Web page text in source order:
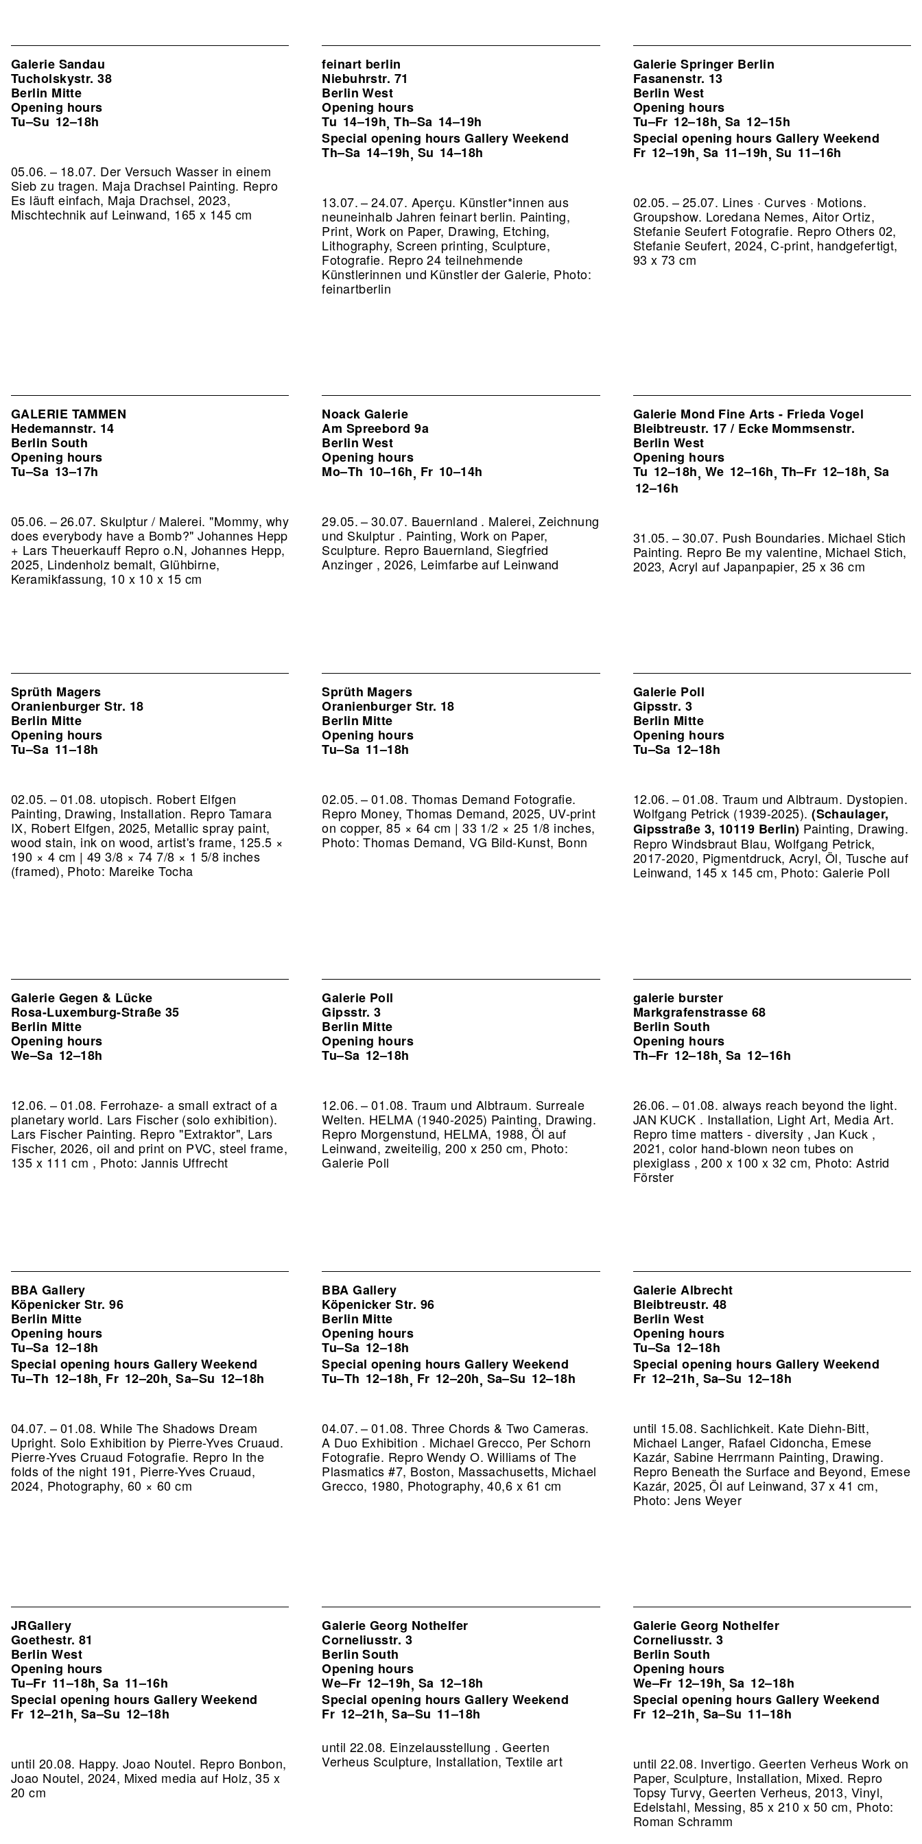
Galerie Sandau
Tucholskystr. 38
Berlin Mitte
Opening hours
Tu–Su 12–18h
05.06. – 18.07. Der Versuch Wasser in einem
Sieb zu tragen. Maja Drachsel Painting. Repro
Es läuft einfach, Maja Drachsel, 2023,
Mischtechnik auf Leinwand, 165 x 145 cm
feinart berlin
Niebuhrstr. 71
Berlin West
Opening hours
Tu 14–19h,Th–Sa 14–19h
Special opening hours Gallery Weekend
Th–Sa 14–19h, Su 14–18h
13.07. – 24.07. Aperçu. Künstler*innen aus
neuneinhalb Jahren feinart berlin. Painting,
Print, Work on Paper, Drawing, Etching,
Lithography, Screen printing, Sculpture,
Fotografie.Repro 24 teilnehmende
Künstlerinnen und Künstler der Galerie, Photo:
feinartberlin
Galerie Springer Berlin
Fasanenstr. 13
Berlin West
Opening hours
Tu–Fr 12–18h, Sa 12–15h
Special opening hours Gallery Weekend
Fr 12–19h, Sa 11–19h, Su 11–16h
02.05. – 25.07. Lines · Curves · Motions.
Groupshow. Loredana Nemes, Aitor Ortiz,
Stefanie Seufert Fotografie. Repro Others 02,
Stefanie Seufert, 2024, C-print, handgefertigt,
93 x 73 cm
GALERIE TAMMEN
Hedemannstr. 14
Berlin South
Opening hours
Tu–Sa 13–17h
05.06. – 26.07. Skulptur / Malerei. "Mommy, why
does everybody have a Bomb?" Johannes Hepp
+ Lars Theuerkauff Repro o.N, Johannes Hepp,
2025, Lindenholz bemalt, Glühbirne,
Keramikfassung, 10 x 10 x 15 cm
Noack Galerie
Am Spreebord 9a
Berlin West
Opening hours
Mo–Th 10–16h, Fr 10–14h
29.05. – 30.07. Bauernland . Malerei, Zeichnung
und Skulptur . Painting, Work on Paper,
Sculpture. Repro Bauernland, Siegfried
Anzinger , 2026, Leimfarbe auf Leinwand
Galerie Mond Fine Arts - Frieda Vogel
Bleibtreustr. 17 / Ecke Mommsenstr.
Berlin West
Opening hours
Tu 12–18h, We 12–16h, Th–Fr 12–18h, Sa
12–16h
31.05. – 30.07. Push Boundaries. Michael Stich
Painting. Repro Be my valentine, Michael Stich,
2023, Acryl auf Japanpapier, 25 x 36 cm
Sprüth Magers
Oranienburger Str. 18
Berlin Mitte
Opening hours
Tu–Sa 11–18h
02.05. – 01.08. utopisch. Robert Elfgen
Painting, Drawing, Installation. Repro Tamara
IX, Robert Elfgen, 2025, Metallic spray paint,
wood stain, ink on wood, artist's frame, 125.5 ×
190 × 4 cm | 49 3/8 × 74 7/8 × 1 5/8 inches
(framed), Photo: Mareike Tocha
Sprüth Magers
Oranienburger Str. 18
Berlin Mitte
Opening hours
Tu–Sa 11–18h
02.05. – 01.08. Thomas Demand Fotografie.
Repro Money, Thomas Demand, 2025, UV-print
on copper, 85 × 64 cm | 33 1/2 × 25 1/8 inches,
Photo: Thomas Demand, VG Bild-Kunst, Bonn
Galerie Poll
Gipsstr. 3
Berlin Mitte
Opening hours
Tu–Sa 12–18h
12.06. – 01.08. Traum und Albtraum. Dystopien.
Wolfgang Petrick (1939-2025).(Schaulager,
Gipsstraße 3, 10119 Berlin) Painting, Drawing.
Repro Windsbraut Blau, Wolfgang Petrick,
2017-2020, Pigmentdruck, Acryl, Öl, Tusche auf
Leinwand, 145 x 145 cm, Photo: Galerie Poll
Galerie Gegen & Lücke
Rosa-Luxemburg-Straße 35
Berlin Mitte
Opening hours
We–Sa 12–18h
12.06. – 01.08. Ferrohaze- a small extract of a
planetary world. Lars Fischer (solo exhibition).
Lars Fischer Painting. Repro "Extraktor", Lars
Fischer, 2026, oil and print on PVC, steel frame,
135 x 111 cm , Photo: Jannis Uffrecht
Galerie Poll
Gipsstr. 3
Berlin Mitte
Opening hours
Tu–Sa 12–18h
12.06. – 01.08. Traum und Albtraum. Surreale
Welten. HELMA (1940-2025) Painting, Drawing.
Repro Morgenstund, HELMA, 1988, Öl auf
Leinwand, zweiteilig, 200 x 250 cm, Photo:
Galerie Poll
galerie burster
Markgrafenstrasse 68
Berlin South
Opening hours
Th–Fr 12–18h, Sa 12–16h
26.06. – 01.08. always reach beyond the light.
JAN KUCK . Installation, Light Art, Media Art.
Repro time matters - diversity , Jan Kuck ,
2021, color hand-blown neon tubes on
plexiglass , 200 x 100 x 32 cm, Photo: Astrid
Förster
BBA Gallery
Köpenicker Str. 96
Berlin Mitte
Opening hours
Tu–Sa 12–18h
Special opening hours Gallery Weekend
Tu–Th 12–18h, Fr 12–20h,Sa–Su 12–18h
04.07. – 01.08. While The Shadows Dream
Upright. Solo Exhibition by Pierre-Yves Cruaud.
Pierre-Yves Cruaud Fotografie. Repro In the
folds of the night 191, Pierre-Yves Cruaud,
2024, Photography, 60 × 60 cm
BBA Gallery
Köpenicker Str. 96
Berlin Mitte
Opening hours
Tu–Sa 12–18h
Special opening hours Gallery Weekend
Tu–Th 12–18h, Fr 12–20h, Sa–Su 12–18h
04.07. – 01.08. Three Chords & Two Cameras.
A Duo Exhibition . Michael Grecco, Per Schorn
Fotografie. Repro Wendy O. Williams of The
Plasmatics #7, Boston, Massachusetts, Michael
Grecco, 1980, Photography, 40,6 x 61 cm
Galerie Albrecht
Bleibtreustr. 48
Berlin West
Opening hours
Tu–Sa 12–18h
Special opening hours Gallery Weekend
Fr 12–21h, Sa–Su 12–18h
until 15.08. Sachlichkeit. Kate Diehn-Bitt,
Michael Langer, Rafael Cidoncha, Emese
Kazár, Sabine Herrmann Painting, Drawing.
Repro Beneath the Surface and Beyond, Emese
Kazár, 2025, Öl auf Leinwand, 37 x 41 cm,
Photo: Jens Weyer
JRGallery
Goethestr. 81
Berlin West
Opening hours
Tu–Fr 11–18h,Sa 11–16h
Special opening hours Gallery Weekend
Fr 12–21h, Sa–Su 12–18h
until 20.08. Happy. Joao Noutel. Repro Bonbon,
Joao Noutel, 2024, Mixed media auf Holz, 35 x
20 cm
Galerie Georg Nothelfer
Corneliusstr. 3
Berlin South
Opening hours
We–Fr 12–19h, Sa 12–18h
Special opening hours Gallery Weekend
Fr 12–21h,Sa–Su 11–18h
until 22.08. Einzelausstellung . Geerten
Verheus Sculpture, Installation, Textile art
Galerie Georg Nothelfer
Corneliusstr. 3
Berlin South
Opening hours
We–Fr 12–19h, Sa 12–18h
Special opening hours Gallery Weekend
Fr 12–21h, Sa–Su 11–18h
until 22.08. Invertigo. Geerten Verheus Work on
Paper, Sculpture, Installation, Mixed. Repro
Topsy Turvy, Geerten Verheus, 2013, Vinyl,
Edelstahl, Messing, 85 x 210 x 50 cm, Photo:
Roman Schramm